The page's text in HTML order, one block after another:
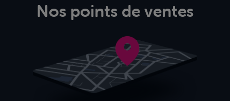
Nos points de ventes